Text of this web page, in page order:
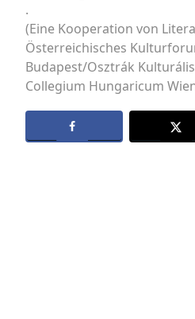
.
(Eine Kooperation von
Österreichisches
Budapest/Osztrák
Collegium Hungaricum